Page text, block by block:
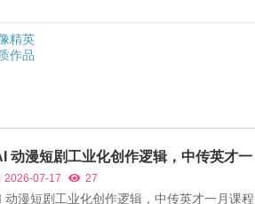
精英
作品
动漫短剧工业化创作逻辑，中传英才一
课程区分 2D/3D 漫剧差异化生产体系
2026-07-17 27
动漫短剧工业化创作逻辑，中传英才一月课程